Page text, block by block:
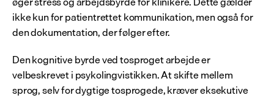
ikke kun for patientrettet kommunikation, men også for
den dokumentation, der følger efter.
Den kognitive byrde ved tosproget arbejde er
velbeskrevet i psykolingvistikken. At skifte mellem
sprog, selv for dygtige tosprogede, kræver eksekutive